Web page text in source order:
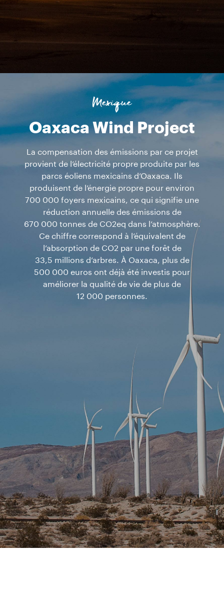
Mexique
Oaxaca Wind Project
La compensation des émissions par ce projet
provient de l’électricité propre produite par les
parcs éoliens mexicains d’Oaxaca. Ils
produisent de l’énergie propre pour environ
700 000 foyers mexicains, ce qui signifie une
réduction annuelle des émissions de
670 000 tonnes de CO2eq dans l’atmosphère.
Ce chiffre correspond à l’équivalent de
l’absorption de CO2 par une forêt de
33,5 millions d’arbres. À Oaxaca, plus de
500 000 euros ont déjà été investis pour
améliorer la qualité de vie de plus de
12 000 personnes.